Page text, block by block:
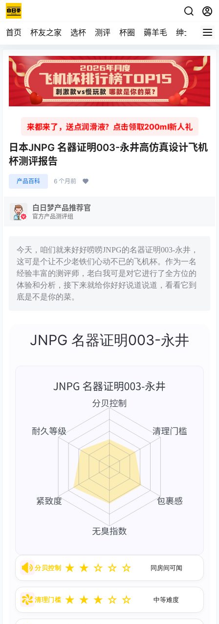
首页 杯友之家 选杯 测评 杯圈 薅羊毛 绅士 视频
来都来了，送点润滑液？点击领取200ml新人礼
日本JNPG 名器证明003-永井高仿真设计飞机
杯测评报告
产品百科 6 个月前
白日梦产品推荐官
官方产品测评组
今天，咱们就来好好唠唠JNPG的名器证明003-永井，
这可是个让不少老铁们心动不已的飞机杯。作为一名
经验丰富的测评师，老白我可是对它进行了全方位的
体验和分析，接下来就给你好好说道说道，看看它到
底是不是你的菜。
JNPG 名器证明003-永井
分贝控制 ★ ★ ☆ ☆ ☆ 同房间可闻
清理门槛 ★ ★ ★ ☆ ☆ 中等难度